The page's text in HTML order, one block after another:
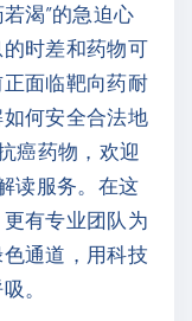
渴”的急迫心
时差和药物可
面临靶向药耐
何安全合法地
癌药物，欢迎
读服务。在这
有专业团队为
通道，用科技
。